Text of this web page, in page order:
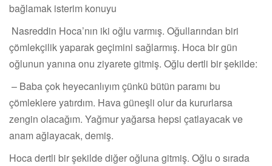
bağlamak isterim konuyu
Nasreddin Hoca’nın iki oğlu varmış. Oğullarından biri
çömlekçilik yaparak geçimini sağlarmış. Hoca bir gün
oğlunun yanına onu ziyarete gitmiş. Oğlu dertli bir şekilde:
– Baba çok heyecanlıyım çünkü bütün paramı bu
çömleklere yatırdım. Hava güneşli olur da kururlarsa
zengin olacağım. Yağmur yağarsa hepsi çatlayacak ve
anam ağlayacak, demiş.
Hoca dertli bir şekilde diğer oğluna gitmiş. Oğlu o sırada